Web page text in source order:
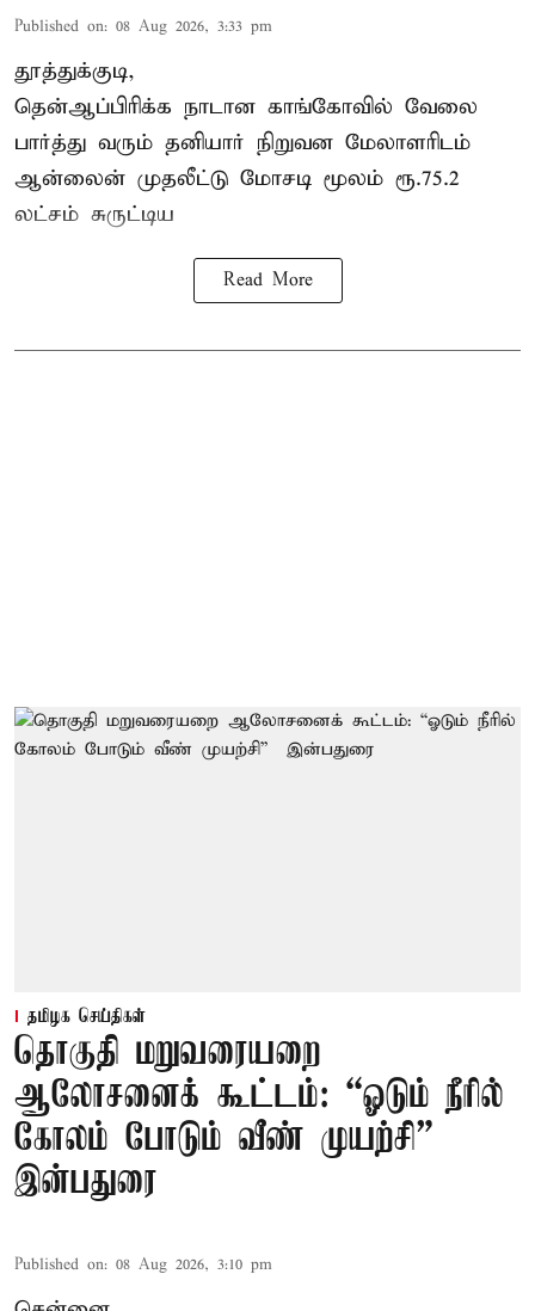
Published on: 08 Aug 2026, 3:33 pm
தூத்துக்குடி,
தென்ஆப்பிரிக்க நாடான காங்கோவில் வேலை
பார்த்து வரும் தனியார் நிறுவன மேலாளரிடம்
ஆன்லைன் முதலீட்டு மோசடி மூலம் ரூ.75.2
லட்சம் சுருட்டிய
Read More
தமிழக செய்திகள்
தொகுதி மறுவரையறை
ஆலோசனைக் கூட்டம்: “ஓடும் நீரில்
கோலம் போடும் வீண் முயற்சி” –
இன்பதுரை
Published on: 08 Aug 2026, 3:10 pm